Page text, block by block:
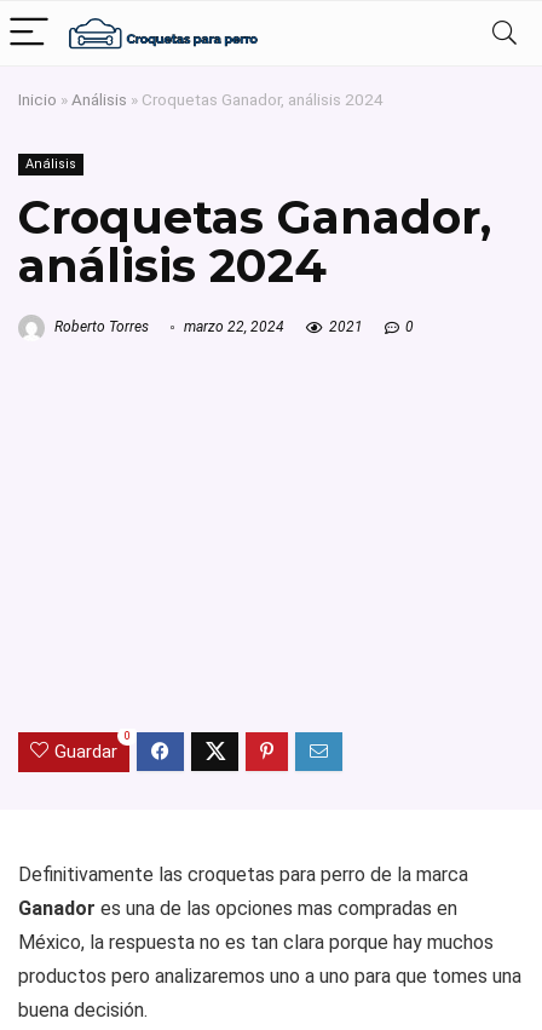
Inicio » Análisis » Croquetas Ganador, análisis 2024
Análisis
Croquetas Ganador,
análisis 2024
Roberto Torres marzo 22, 2024 2021 0
Guardar
0
Definitivamente las croquetas para perro de la marca
Ganador es una de las opciones mas compradas en
México, la respuesta no es tan clara porque hay muchos
productos pero analizaremos uno a uno para que tomes una
buena decisión.